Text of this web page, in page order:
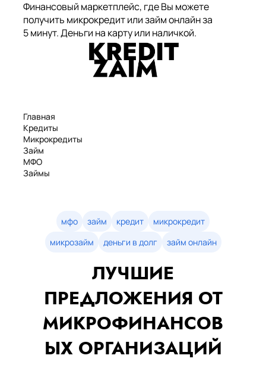
Финансовый маркетплейс, где Вы можете
получить микрокредит или займ онлайн за
5 минут. Деньги на карту или наличкой.
Главная
Кредиты
Микрокредиты
Займ
МФО
Займы
Займы онлайн
Денежные кредиты
мфо займ кредит
микрокредит
микрозайм
деньги в долг займ онлайн
ЛУЧШИЕ
ПРЕДЛОЖЕНИЯ ОТ
МИКРОФИНАНСОВ
ЫХ ОРГАНИЗАЦИЙ